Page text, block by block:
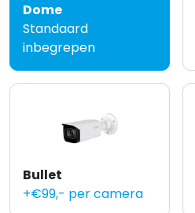
Dome
Standaard
inbegrepen
Bullet
+€99,- per camera